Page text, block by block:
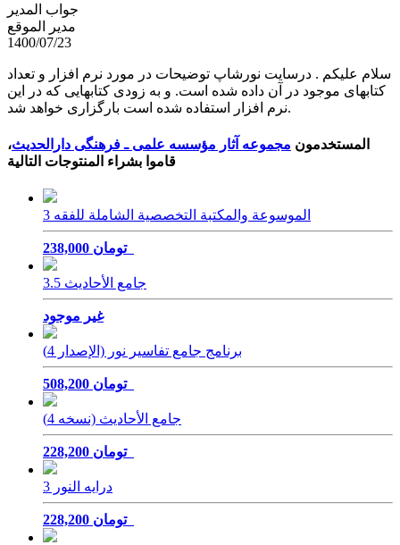
جواب المدير
مدير الموقع
1400/07/23
سلام علیکم . درسایت نورشاپ توضیحات در مورد نرم افزار و تعداد
کتابهای موجود در آن داده شده است. و به زودی کتابهایی که در این
نرم افزار استفاده شده است بارگزاری خواهد شد.
المستخدمون مجموعه آثار مؤسسه علمی ـ فرهنگی دارالحدیث،
قاموا بشراء المنتوجات التالية
الموسوعة والمكتبة التخصصية الشاملة للفقه 3
238,000 تومان
جامع الأحاديث 3.5
غير موجود
برنامج جامع تفاسير نور (الإصدار 4)
508,200 تومان
جامع الأحادیث (نسخه 4)
228,200 تومان
درایه النور 3
228,200 تومان